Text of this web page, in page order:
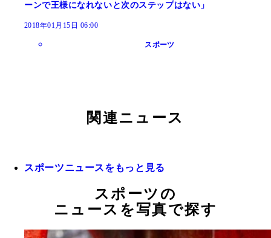
ーンで王様になれないと次のステップはない」
2018年01月15日 06:00
スポーツ
関連ニュース
スポーツニュースをもっと見る
スポーツの
ニュースを写真で探す